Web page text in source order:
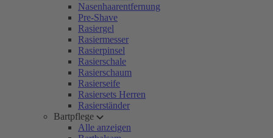
Nasenhaarentfernung
Pre-Shave
Rasiergel
Rasiermesser
Rasierpinsel
Rasierschale
Rasierschaum
Rasierseife
Rasiersets Herren
Rasierständer
Bartpflege
Alle anzeigen